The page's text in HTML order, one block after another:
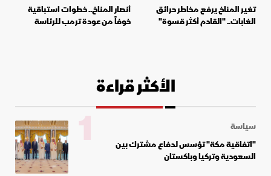
تغير المناخ يرفع مخاطر حرائق
الغابات.. "القادم أكثر قسوة"
أنصار المناخ.. خطوات استباقية
خوفاً من عودة ترمب للرئاسة
الأكثر قراءة
سياسة
"اتفاقية مكة" تؤسس لدفاع مشترك بين
السعودية وتركيا وباكستان
1